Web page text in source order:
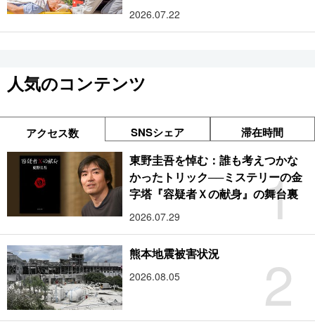
2026.07.22
人気のコンテンツ
アクセス数 SNSシェア 滞在時間
1
東野圭吾を悼む：誰も考えつかな
かったトリック──ミステリーの金
字塔『容疑者Ｘの献身』の舞台裏
2026.07.29
2
熊本地震被害状況
2026.08.05